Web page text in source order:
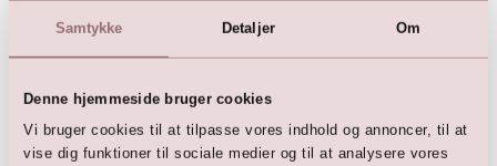
Samtykke Detaljer Om
Denne hjemmeside bruger cookies
Vi bruger cookies til at tilpasse vores indhold og annoncer, til at
vise dig funktioner til sociale medier og til at analysere vores
DKK